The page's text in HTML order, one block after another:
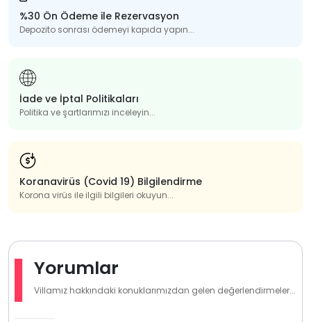
%30 Ön Ödeme ile Rezervasyon
Depozito sonrası ödemeyi kapıda yapın...
İade ve İptal Politikaları
Politika ve şartlarımızı inceleyin...
Koranavirüs (Covid 19) Bilgilendirme
Korona virüs ile ilgili bilgileri okuyun...
Yorumlar
Villamız hakkındaki konuklarımızdan gelen değerlendirmeler...